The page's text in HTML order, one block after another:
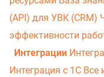
(API) для УВК (CRM)
эффективности
Интеграции
Интеграция с 1С Все